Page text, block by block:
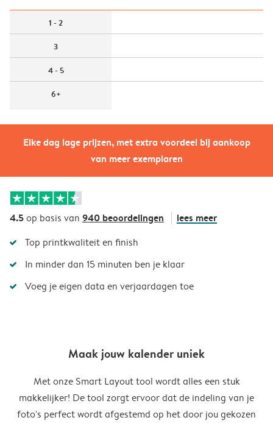
Elke dag lage prijzen, met extra voordeel bij aankoop
van meer exemplaren
1 - 2
3
4 - 5
6+
4.5op basis van 940 beoordelingen lees meer
Top printkwaliteit en finish
In minder dan 15 minuten ben je klaar
Voeg je eigen data en verjaardagen toe
Maak jouw kalender uniek
Met onze Smart Layout tool wordt alles een stuk
makkelijker! De tool zorgt ervoor dat de indeling van je
foto's perfect wordt afgestemd op het door jou gekozen